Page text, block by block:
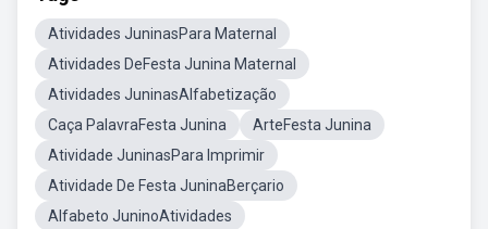
Atividades JuninasPara Maternal
Atividades DeFesta Junina Maternal
Atividades JuninasAlfabetização
Caça PalavraFesta Junina
ArteFesta Junina
Atividade JuninasPara Imprimir
Atividade De Festa JuninaBerçario
Alfabeto JuninoAtividades